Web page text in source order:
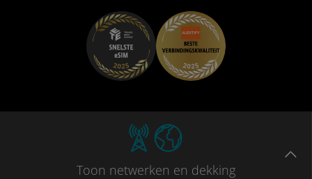
Toon netwerken en dekking